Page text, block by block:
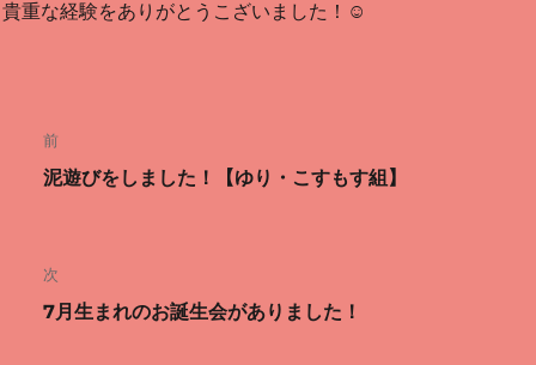
貴重な経験をありがとうこざいました！☺
稿
ゲ
前
前
稿:
泥遊びをしました！【ゆり・こすもす組】
次
次
7月生まれのお誕生会がありました！